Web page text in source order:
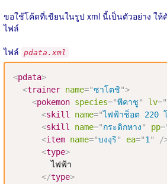
ขอใช้โค้ดที่เขียนในรูป xml นี้เป็นตัวอย่าง ใ
ไฟล์
ไฟล์ pdata.xml
<pdata>
<trainer name="ซาโตชิ">
<pokemon species="พีคาชู" lv="
<skill name="ไฟฟ้าช็อต 220
<skill name="กระดิกหาง" pp=
<item name="บงงุริ" ea="1 "
/
<type>
        ไฟฟ้า
</type>